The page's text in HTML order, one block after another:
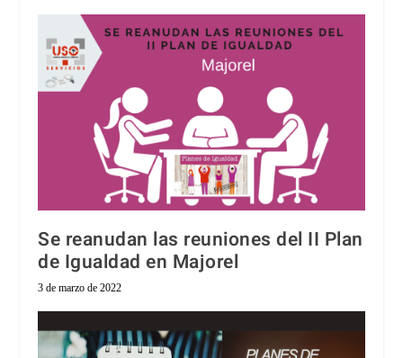
Se reanudan las reuniones del II Plan
de Igualdad en Majorel
3 de marzo de 2022